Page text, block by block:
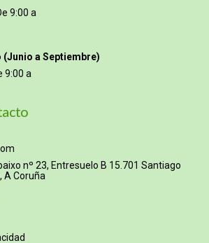
9:00 a
(Junio a Septiembre)
9:00 a
nº 23, Entresuelo B 15.701 Santiago
A Coruña